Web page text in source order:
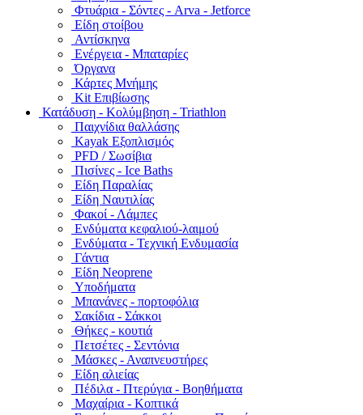
Φτυάρια - Σόντες - Arva - Jetforce
Είδη στοίβου
Αντίσκηνα
Ενέργεια - Μπαταρίες
Όργανα
Κάρτες Μνήμης
Kit Επιβίωσης
Κατάδυση - Κολύμβηση - Triathlon
Παιχνίδια θαλλάσης
Kayak Εξοπλισμός
PFD / Σωσίβια
Πισίνες - Ice Baths
Είδη Παραλίας
Είδη Ναυτιλίας
Φακοί - Λάμπες
Ενδύματα κεφαλιού-λαιμού
Ενδύματα - Τεχνική Ενδυμασία
Γάντια
Είδη Neoprene
Υποδήματα
Μπανάνες - πορτοφόλια
Σακίδια - Σάκκοι
Θήκες - κουτιά
Πετσέτες - Σεντόνια
Μάσκες - Αναπνευστήρες
Είδη αλιείας
Πέδιλα - Πτερύγια - Βοηθήματα
Μαχαίρια - Κοπτικά